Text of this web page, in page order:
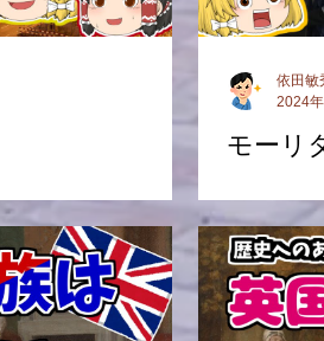
モーリ
依田
2024